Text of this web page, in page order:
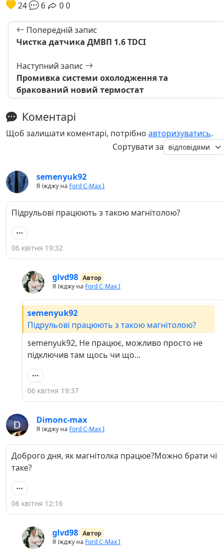
24 6 00
Попередній запис
Чистка датчика ДМВП 1.6 TDCI
Наступний запис
Промивка системи охолодження та
бракований новий термостат
Коментарі
Щоб залишати коментарі, потрібно авторизуватись.
Сортувати за
semenyuk92
Я їжджу на Ford C-Max I
Підрульові працюють з такою магнітолою?
06 квітня 19:32
glvd98 Автор
Я їжджу на Ford C-Max I
semenyuk92
Підрульові працюють з такою магнітолою?
semenyuk92, Не працює, можливо просто не
підключив там щось чи що...
06 квітня 19:37
Dimonc-max
Я їжджу на Ford C-Max I
Доброго дня, як магнітолка працюе?Можно брати чі
таке?
06 квітня 12:16
glvd98 Автор
Я їжджу на Ford C-Max I